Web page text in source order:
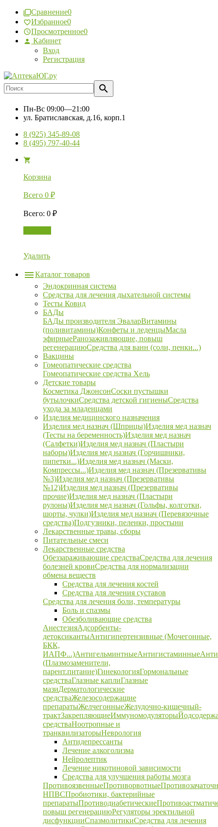
Сравнение0
Избранное0
Просмотренное0
Кабинет
Вход
Регистрация
Пн-Вс 09:00—21:00
ул. Братиславская, д.16, корп.1
8 (925) 345-89-08
8 (495) 797-40-44
Корзина
Всего 0 ₽
Всего: 0 ₽
Удалить
Каталог товаров
Эндокринная система
Средства для лечения дыхательной системы
Тесты Ковид
БАДы
БАДы производителя ЭваларВитамины
(поливитамины)Конфеты и леденцыМасла
эфирныеРанозаживляющие, повыш
регенерациюСредства для ванн (соли, пенки...)
Вакцины
Гомеопатические средства
Гомеопатические средства Хель
Детские товары
Косметика ДжонсонСоски пустышки
бутылочкиСредства детской гигиеныСредства
ухода за младенцами
Изделия медицинского назначения
Изделия мед назнач (Шприцы)Изделия мед назнач
(Тесты на беременность)Изделия мед назнач
(Салфетки)Изделия мед назнач (Пластыри
наборы)Изделия мед назнач (Горчишники,
пипетки...)Изделия мед назнач (Маски,
Компрессы...)Изделия мед назнач (Презервативы
№3)Изделия мед назнач (Презервативы
№12)Изделия мед назнач (Презервативы
прочие)Изделия мед назнач (Пластыри
рулоны)Изделия мед назнач (Гольфы, колготки,
шорты, чулки)Изделия мед назнач (Перевязочные
средства)Подгузники, пеленки, простыни
Лекарственные травы, сборы
Питательные смеси
Лекарственные средства
Обеззараживающие средстваСредства для лечения
болезней кровиСредства для нормализации
обмена веществ
Средства для лечения костей
Средства для лечения суставов
Средства для лечения боли, температуры
Боль и спазмы
Обезболивающие средства
АнестезияАдсорбенты-
детоксикантыАнтигипертензивные (Мочегонные,
БКК,
ИАПФ...)АнтигельминтныеАнтигистаминные
(Плазмозаменители,
парент.питание)ГинекологияГормональные
средстваГлазные каплиГлазные
мазиДерматологические
средстваЖелезосодержащие
препаратыЖелчегонныеЖелудочно-кишечный-
трактЗакрепляющиеИммуномодуляторы
средстваНоотропные и
транквилизаторыНеврология
Антидепрессанты
Лечение алкоголизма
Нейролептик
Лечение никотиновой зависимости
Средства для улучшения работы мозга
ПротивоязвенныеПротиворвотные
НПВСПробиотики, бактерийные
препаратыПротиводиабетические
повыш регенерациюРегуляторы эректильной
дисфункцииСпазмолитикиСредства для лечения